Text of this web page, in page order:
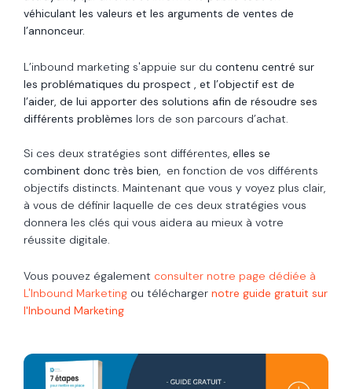
véhiculant les valeurs et les arguments de ventes de
l’annonceur.
L’inbound marketing s'appuie sur du contenu centré sur
les problématiques du prospect , et l’objectif est de
l’aider, de lui apporter des solutions afin de résoudre ses
différents problèmes lors de son parcours d’achat.
Si ces deux stratégies sont différentes, elles se
combinent donc très bien, en fonction de vos différents
objectifs distincts. Maintenant que vous y voyez plus clair,
à vous de définir laquelle de ces deux stratégies vous
donnera les clés qui vous aidera au mieux à votre
réussite digitale.
Vous pouvez également consulter notre page dédiée à
L'Inbound Marketing ou télécharger notre guide gratuit sur
l'Inbound Marketing